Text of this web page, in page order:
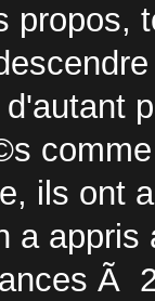
propos,
ils ont
a appris
Ã